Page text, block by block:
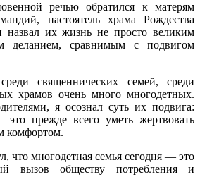
речью обратился к матерям
настоятель храма Рождества
их жизнь не просто великим
деланием, сравнимым с подвигом
священнических семей, среди
храмов очень много многодетных.
я осознал суть их подвига:
прежде всего уметь жертвовать
комфортом.
что многодетная семья сегодня — это
вызов обществу потребления и